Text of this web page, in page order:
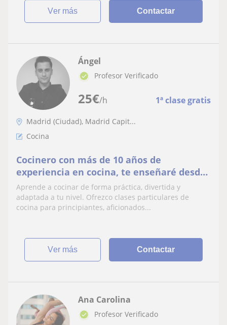
ver más Contactar
25€/h 1ª clase gratis
Ángel
Profesor Verificado
Madrid (Ciudad), Madrid Capit...
Cocina
Cocinero con más de 10 años de
experiencia en cocina, te enseñaré desde
las bases fundamentales hasta recetas
más elaboradas de diferentes estilos
gastronómicos
Aprende a cocinar de forma práctica, divertida y
adaptada a tu nivel. Ofrezco clases particulares de
cocina para principiantes, aficionados...
ver más Contactar
Ana Carolina
Profesor Verificado